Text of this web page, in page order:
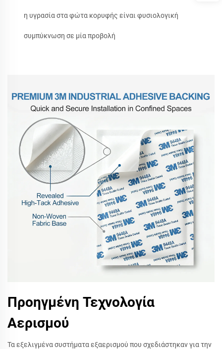
η υγρασία στα φώτα κορυφής είναι φυσιολογική
συμπύκνωση σε μία προβολή
Προηγμένη Τεχνολογία
Αερισμού
Τα εξελιγμένα συστήματα εξαερισμού που σχεδιάστηκαν για την